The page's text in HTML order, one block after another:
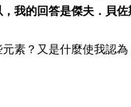
我的回答是傑夫．貝佐
素？又是什麼使我認